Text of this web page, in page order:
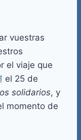
vuestras
el viaje que
el 25 de
solidarios, y
momento de